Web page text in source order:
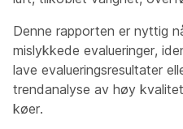
Denne rapporten er nyttig
mislykkede evalueringer,
lave evalueringsresultater
trendanalyse av høy
køer.